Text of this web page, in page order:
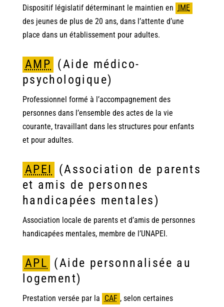
Dispositif législatif déterminant le maintien en IME
des jeunes de plus de 20 ans, dans l’attente d’une
place dans un établissement pour adultes.
AMP (Aide médico-
psychologique)
Professionnel formé à l’accompagnement des
personnes dans l’ensemble des actes de la vie
courante, travaillant dans les structures pour enfants
et pour adultes.
APEI
(Association de parents
et amis de personnes
handicapées mentales)
Association locale de parents et d’amis de personnes
handicapées mentales, membre de l’UNAPEI.
APL (Aide personnalisée au
logement)
Prestation versée par la CAF ,selon certaines